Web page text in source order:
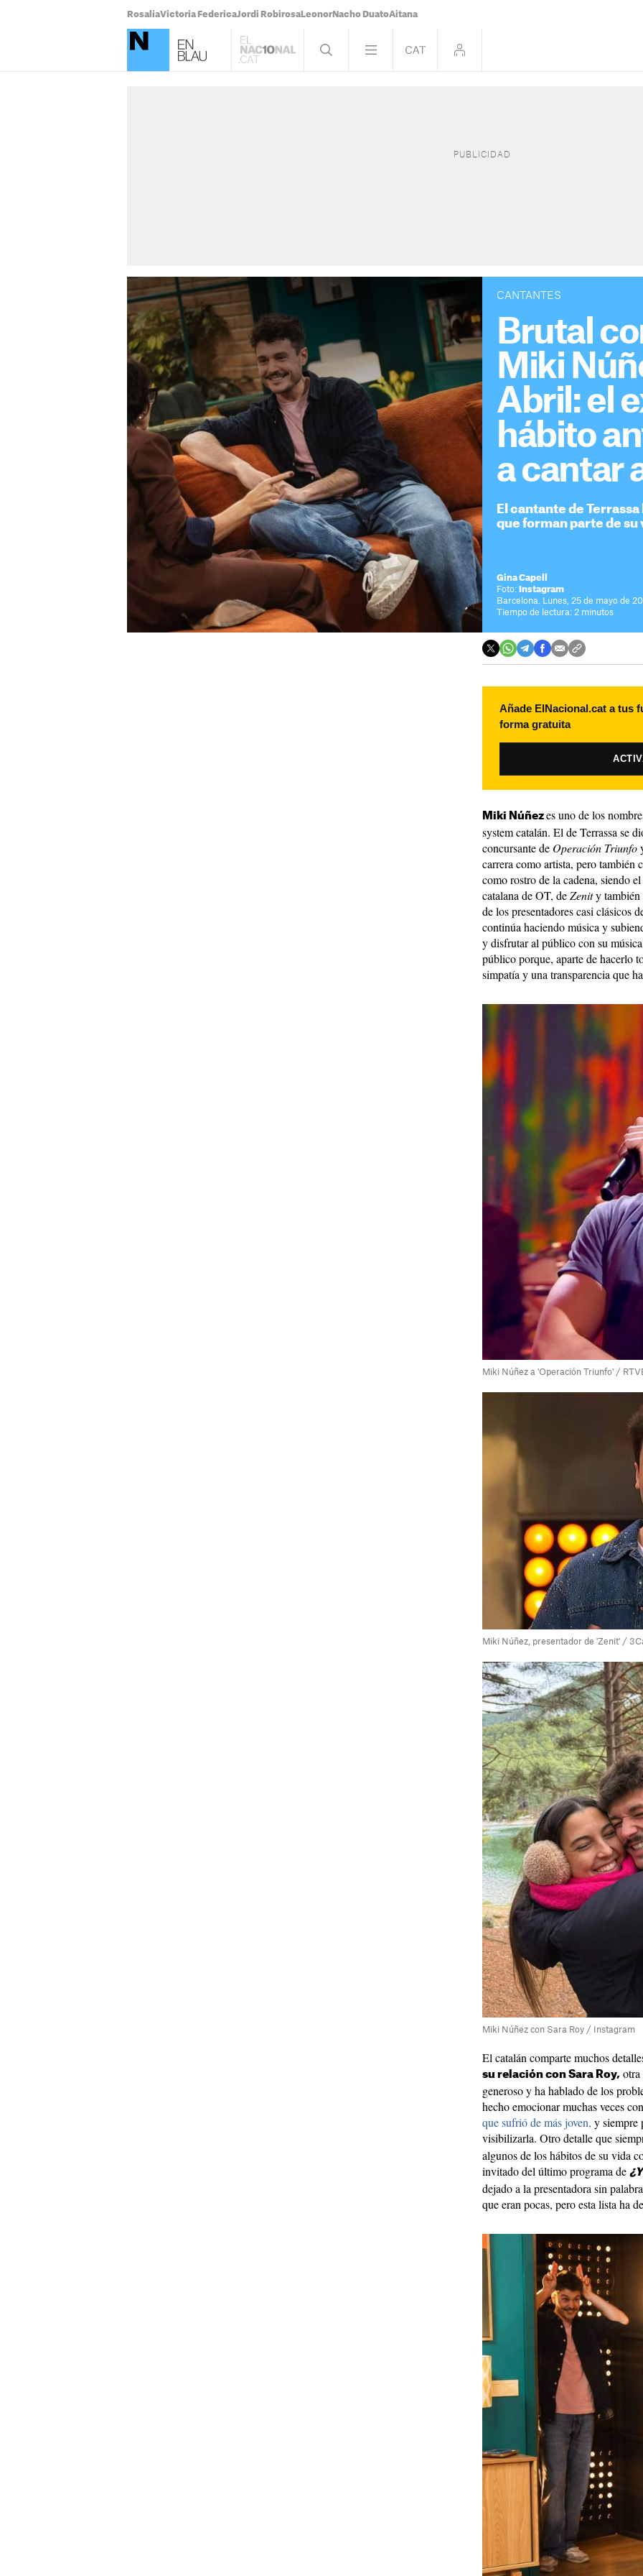
RosalíaVictoria FedericaJordi Robirosa Leonor Nacho DuatoAitana
CANTANTES
Brutal
Miki
Abril: el
hábito
a cantar
El cantante de
que forman parte de su
Gina Capell
Foto: Instagram
Barcelona. Lunes, 25 de mayo de
Tiempo de lectura: 2 minutos
Añade ElNacional.cat a tus
forma gratuita
Miki Núñez es uno de los
system catalán. El de Terrassa se
concursante de Operación Triunfo
carrera como artista, pero
como rostro de la cadena, siendo
catalana de OT, deZenity también
de los presentadores casi clásicos
continúa haciendo música y
y disfrutar al público con su
público porque, aparte de hacerlo
simpatía y una transparencia que
Miki Núñez a 'Operación Triunfo' /
Miki Núñez, presentador de 'Zenit' /
Miki Núñez con Sara Roy / Instagram
El catalán comparte muchos
su relación con Sara Roy, otra
generoso y ha hablado de los
hecho emocionar muchas veces
que sufrió de más joven, y siempre
visibilizarla. Otro detalle que
algunos de los hábitos de su vida
invitado del último programa de
dejado a la presentadora sin
que eran pocas, pero esta lista ha